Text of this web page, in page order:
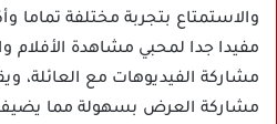
والاستمتاع بتجربة مختلفة تماما
مفيدا جدا لمحبي مشاهدة الأفلام
مشاركة الفيديوهات مع العائلة،
مشاركة العرض بسهولة مما يضيف